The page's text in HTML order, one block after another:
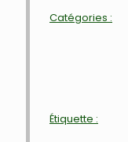
Catégories :
Étiquette :